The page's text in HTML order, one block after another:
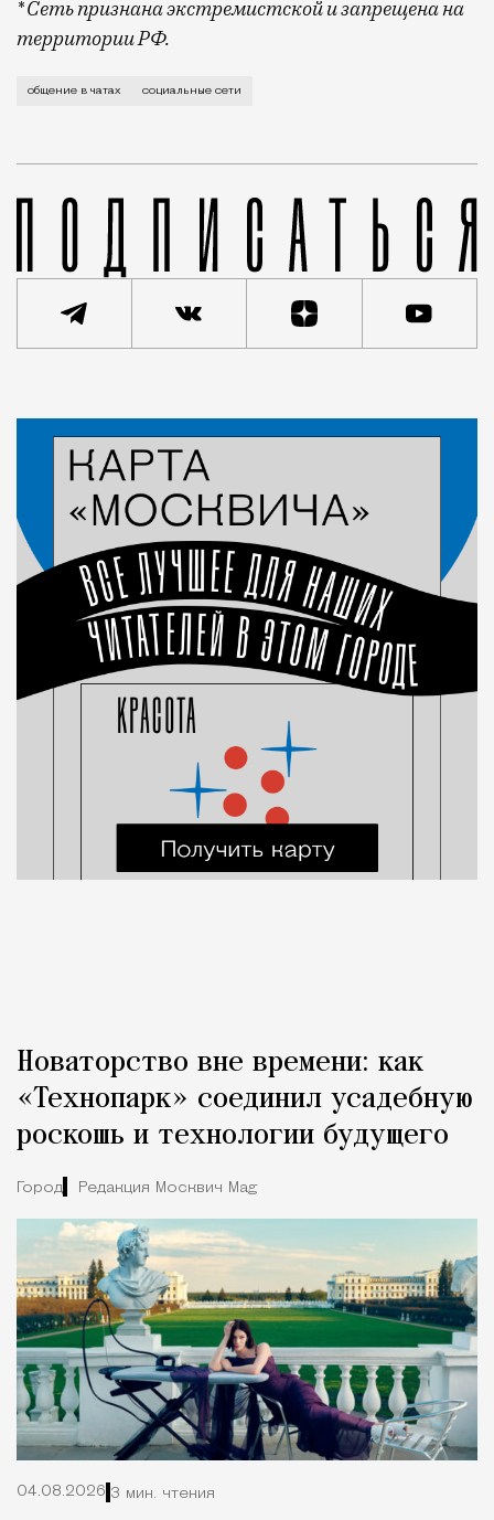
* Сеть признана экстремистской и запрещена на
территории РФ.
«Аська» — 1996 год, «Мыло» — 1998-й, Facebook* —
общение в чатах социальные сети
Статья
Люди
Анастасия Медвецкая
Новаторство вне времени: как
«Технопарк» соединил усадебную
роскошь и технологии будущего
Город Редакция Москвич Mag
04.08.2026 3 мин. чтения